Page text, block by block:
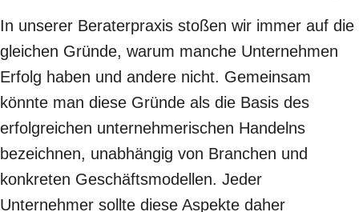
In unserer Beraterpraxis stoßen wir immer auf die
gleichen Gründe, warum manche Unternehmen
Erfolg haben und andere nicht. Gemeinsam
könnte man diese Gründe als die Basis des
erfolgreichen unternehmerischen Handelns
bezeichnen, unabhängig von Branchen und
konkreten Geschäftsmodellen. Jeder
Unternehmer sollte diese Aspekte daher